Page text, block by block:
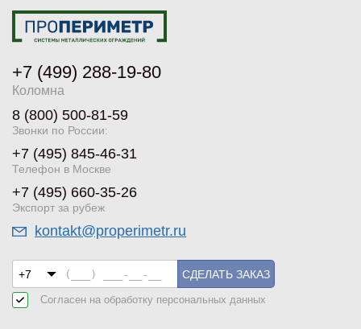
+7 (499) 288-19-80
Коломна
8 (800) 500-81-59
Звонки по России:
+7 (495) 845-46-31
Телефон в Москве
+7 (495) 660-35-26
Экспорт за рубеж
kontakt@properimetr.ru
СДЕЛАТЬ ЗАКАЗ
Согласен на обработку персональных данных